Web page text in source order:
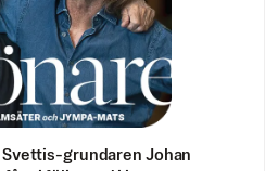
Svettis-grundaren Johan